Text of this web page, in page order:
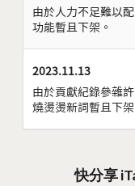
由於人力不足難以
功能暫且下架。
2023.11.13
由於貢獻紀錄參雜
燒燙燙新詞暫且下架
快分享